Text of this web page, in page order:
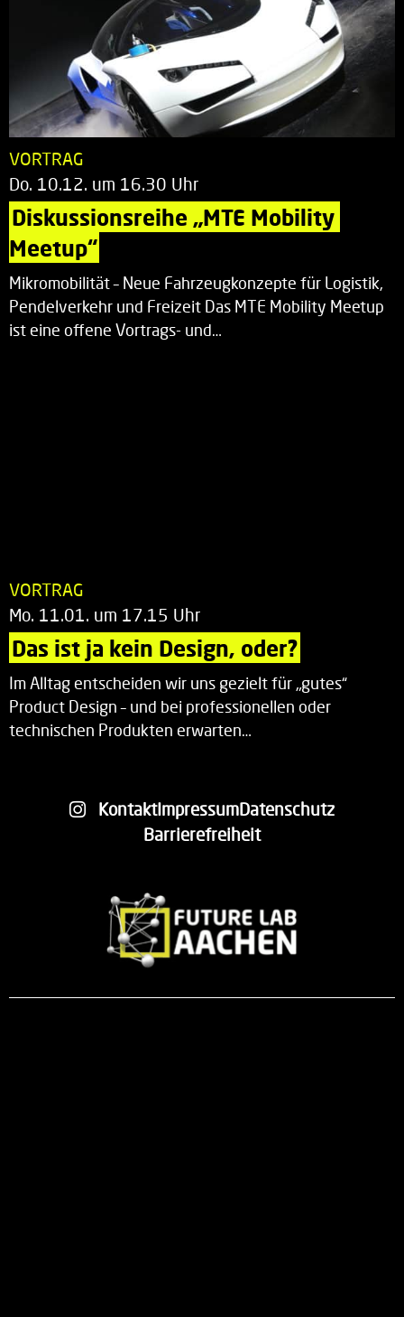
VORTRAG
Do. 10.12. um 16.30 Uhr
Diskussionsreihe „MTE Mobility
Meetup“
Mikromobilität – Neue Fahrzeugkonzepte für Logistik,
Pendelverkehr und Freizeit Das MTE Mobility Meetup
ist eine offene Vortrags- und…
VORTRAG
Mo. 11.01. um 17.15 Uhr
Das ist ja kein Design, oder?
Im Alltag entscheiden wir uns gezielt für „gutes“
Product Design – und bei professionellen oder
technischen Produkten erwarten…
KontaktImpressumDatenschutz
Barrierefreiheit